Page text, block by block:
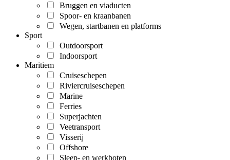
Bruggen en viaducten
Spoor- en kraanbanen
Wegen, startbanen en platforms
Sport
Outdoorsport
Indoorsport
Maritiem
Cruiseschepen
Riviercruiseschepen
Marine
Ferries
Superjachten
Veetransport
Visserij
Offshore
Sleep- en werkboten